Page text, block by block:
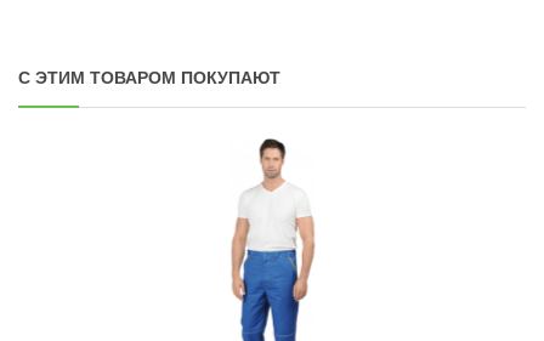
С ЭТИМ ТОВАРОМ ПОКУПАЮТ